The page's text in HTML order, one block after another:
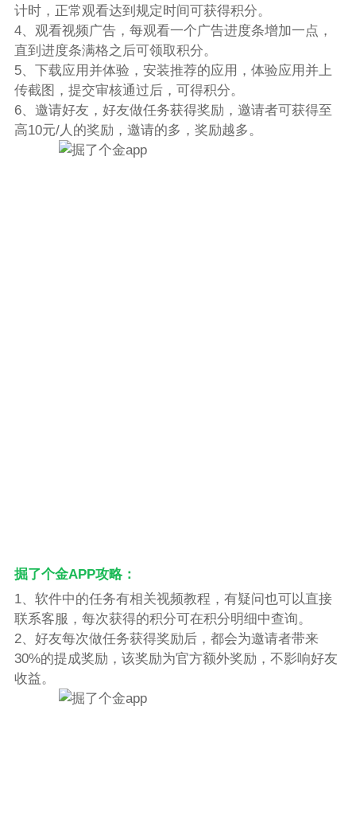
计时，正常观看达到规定时间可获得积分。
4、观看视频广告，每观看一个广告进度条增加一点，
直到进度条满格之后可领取积分。
5、下载应用并体验，安装推荐的应用，体验应用并上
传截图，提交审核通过后，可得积分。
6、邀请好友，好友做任务获得奖励，邀请者可获得至
高10元/人的奖励，邀请的多，奖励越多。
掘了个金APP攻略：
1、软件中的任务有相关视频教程，有疑问也可以直接
联系客服，每次获得的积分可在积分明细中查询。
2、好友每次做任务获得奖励后，都会为邀请者带来
30%的提成奖励，该奖励为官方额外奖励，不影响好友
收益。